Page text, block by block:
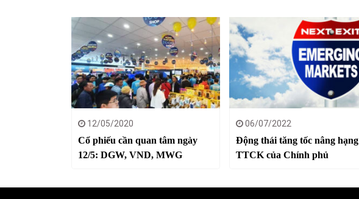
12/05/2020
Cổ phiếu cần quan tâm ngày
12/5: DGW, VND, MWG
06/07/2022
Động thái tăng tốc nâng hạng
TTCK của Chính phủ